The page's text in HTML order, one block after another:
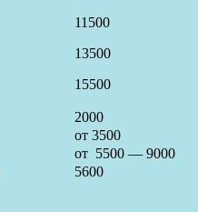
11500
13500
15500
2000
от 3500
от 5500 — 9000
5600